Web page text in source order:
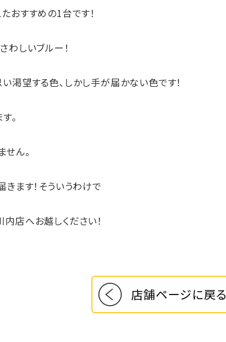
おすすめの1台です！
わしいブルー！
渇望する色、しかし手が届かない色です！
。
ん。
きます！そういうわけで
店へお越しください！
店舗ページに戻る